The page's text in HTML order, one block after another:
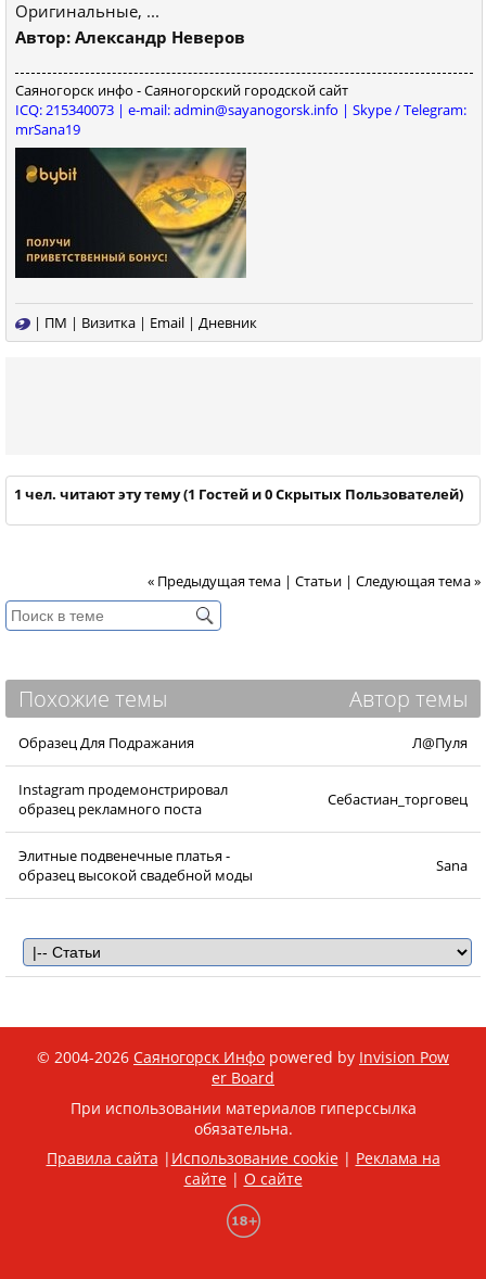
Оригинальные, ...
Автор: Александр Неверов
Саяногорск инфо - Саяногорский городской сайт
ICQ: 215340073 | e-mail: admin@sayanogorsk.info | Skype / Telegram:
mrSana19
| ПМ | Визитка | Email | Дневник
1 чел. читают эту тему (1 Гостей и 0 Скрытых Пользователей)
« Предыдущая тема | Статьи | Следующая тема »
Похожие темы Автор темы
Образец Для Подражания Л@Пуля
Instagram продемонстрировал
образец рекламного поста
Себастиан_торговец
Элитные подвенечные платья -
образец высокой свадебной моды
Sana
© 2004-2026 Саяногорск Инфо powered by Invision Pow
er Board
При использовании материалов гиперссылка
обязательна.
Правила сайта | Использование cookie| Реклама на
сайте| О сайте